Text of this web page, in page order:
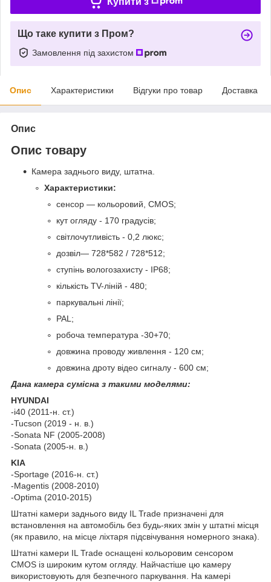
Що таке купити з Пром?
Замовлення під захистом
Опис Характеристики Відгуки про товар Доставка
Опис
Опис товару
Камера заднього виду, штатна.
Характеристики:
сенсор — кольоровий, CMOS;
кут огляду - 170 градусів;
світлочутливість - 0,2 люкс;
дозвіл— 728*582 / 728*512;
ступінь вологозахисту - IP68;
кількість TV-ліній - 480;
паркувальні лінії;
PAL;
робоча температура -30+70;
довжина проводу живлення - 120 см;
довжина дроту відео сигналу - 600 см;
Дана камера сумісна з такими моделями:
HYUNDAI
-i40 (2011-н. ст.)
-Tucson (2019 - н. в.)
-Sonata NF (2005-2008)
-Sonata (2005-н. в.)
KIA
-Sportage (2016-н. ст.)
-Magentis (2008-2010)
-Optima (2010-2015)
Штатні камери заднього виду IL Trade призначені для
встановлення на автомобіль без будь-яких змін у штатні місця
(як правило, на місце ліхтаря підсвічування номерного знака).
Штатні камери IL Trade оснащені кольоровим сенсором
CMOS із широким кутом огляду. Найчастіше цю камеру
використовують для безпечного паркування. На камері